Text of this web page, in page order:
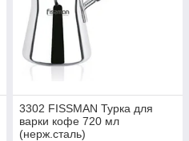
3302 FISSMAN Турка для
варки кофе 720 мл
(нерж.сталь)